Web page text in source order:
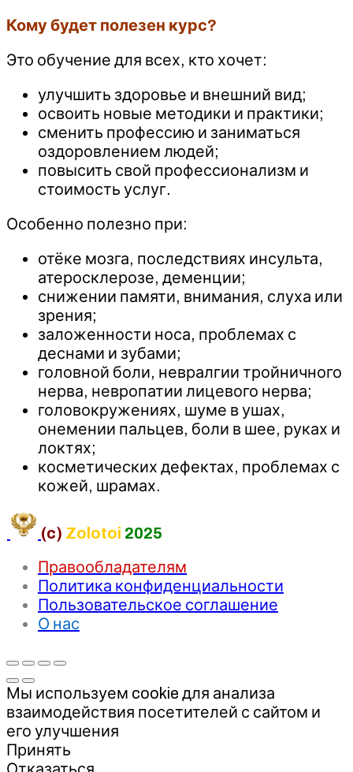
Кому будет полезен курс?
Это обучение для всех, кто хочет:
улучшить здоровье и внешний вид;
освоить новые методики и практики;
сменить профессию и заниматься
оздоровлением людей;
повысить свой профессионализм и
стоимость услуг.
Особенно полезно при:
отёке мозга, последствиях инсульта,
атеросклерозе, деменции;
снижении памяти, внимания, слуха или
зрения;
заложенности носа, проблемах с
деснами и зубами;
головной боли, невралгии тройничного
нерва, невропатии лицевого нерва;
головокружениях, шуме в ушах,
онемении пальцев, боли в шее, руках и
локтях;
косметических дефектах, проблемах с
кожей, шрамах.
(c) Zolotoi 2025
Правообладателям
Политика конфиденциальности
Пользовательское соглашение
О нас
Мы используем cookie для анализа
взаимодействия посетителей с сайтом и
его улучшения
Принять